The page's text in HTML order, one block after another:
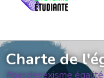
Charte de
#pasdesexisme égalité